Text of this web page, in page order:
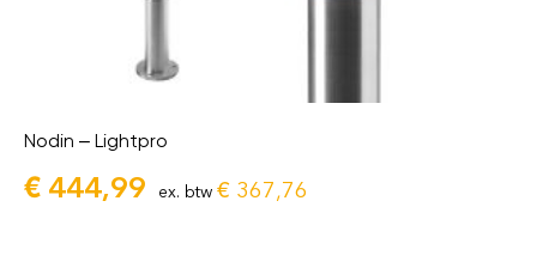
Nodin – Lightpro
€ 444,99 ex. btw € 367,76